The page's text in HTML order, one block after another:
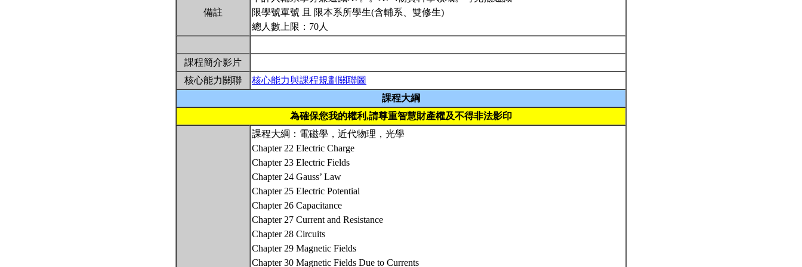
備註
限學號單號 且 限本系所學生(含輔系、雙修生)
總人數上限：70人
課程簡介影片
核心能力關聯
核心能力與課程規劃關聯圖
課程大綱
為確保您我的權利,請尊重智慧財產權及不得非法影印
課程大綱：電磁學，近代物理，光學
Chapter 22 Electric Charge
Chapter 23 Electric Fields
Chapter 24 Gauss’ Law
Chapter 25 Electric Potential
Chapter 26 Capacitance
Chapter 27 Current and Resistance
Chapter 28 Circuits
Chapter 29 Magnetic Fields
Chapter 30 Magnetic Fields Due to Currents